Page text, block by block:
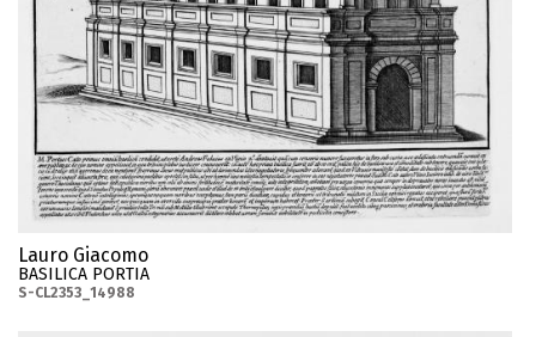
Lauro Giacomo
BASILICA PORTIA
S-CL2353_14988